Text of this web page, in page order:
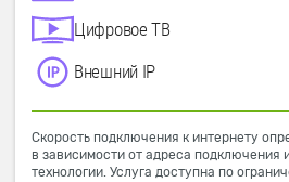
Цифровое ТВ
Внешний IP
Скорость подключения к интернету
в зависимости от адреса подключения
технологии. Услуга доступна по